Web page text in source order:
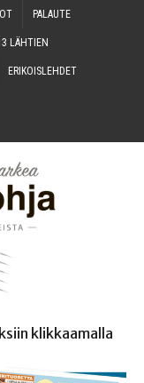
PALAU­TE
LÄHTIEN
ERI­KOIS­LEH­DET
klikkaamalla